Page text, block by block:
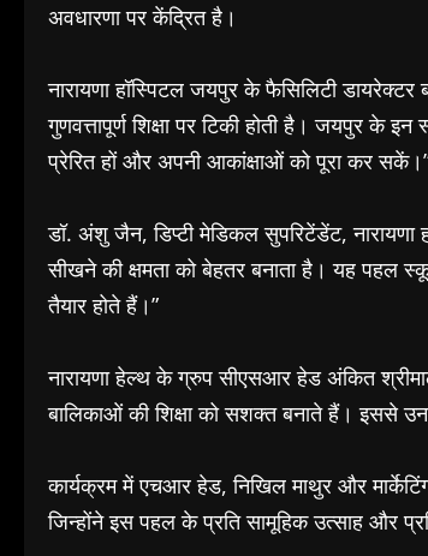
अवधारणा पर केंद्रित है।
नारायणा हॉस्पिटल जयपुर के फैसिलिटी
गुणवत्तापूर्ण शिक्षा पर टिकी होती है। जयपुर के
प्रेरित हों और अपनी आकांक्षाओं को पूरा कर
डॉ. अंशु जैन, डिप्टी मेडिकल सुपरिटेंडेंट, नारायणा
सीखने की क्षमता को बेहतर बनाता है। यह पहल
तैयार होते हैं।”
नारायणा हेल्थ के ग्रुप सीएसआर हेड अंकित
बालिकाओं की शिक्षा को सशक्त बनाते हैं। इससे
कार्यक्रम में एचआर हेड, निखिल माथुर और
जिन्होंने इस पहल के प्रति सामूहिक उत्साह और